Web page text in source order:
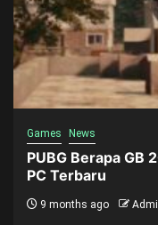
Games News
PUBG Berapa GB
PC Terbaru
9 months ago